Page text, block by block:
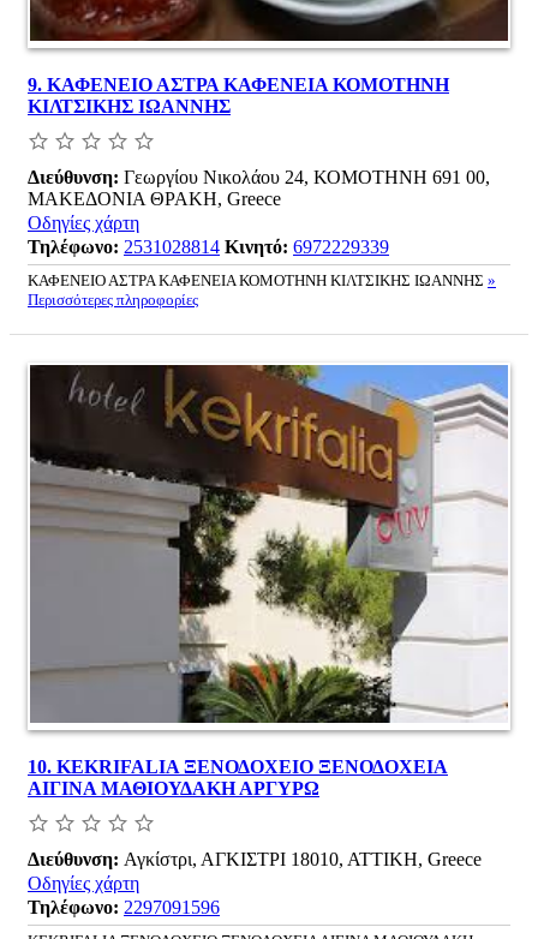
9. ΚΑΦΕΝΕΙΟ ΑΣΤΡΑ ΚΑΦΕΝΕΙΑ ΚΟΜΟΤΗΝΗ
ΚΙΛΤΣΙΚΗΣ ΙΩΑΝΝΗΣ
Διεύθυνση: Γεωργίου Νικολάου 24, ΚΟΜΟΤΗΝΗ 691 00,
ΜΑΚΕΔΟΝΙΑ ΘΡΑΚΗ, Greece
Οδηγίες χάρτη
Τηλέφωνο: 2531028814 Κινητό: 6972229339
ΚΑΦΕΝΕΙΟ ΑΣΤΡΑ ΚΑΦΕΝΕΙΑ ΚΟΜΟΤΗΝΗ ΚΙΛΤΣΙΚΗΣ ΙΩΑΝΝΗΣ »
Περισσότερες πληροφορίες
10. KEKRIFALIA ΞΕΝΟΔΟΧΕΙΟ ΞΕΝΟΔΟΧΕΙΑ
ΑΙΓΙΝΑ ΜΑΘΙΟΥΔΑΚΗ ΑΡΓΥΡΩ
Διεύθυνση: Αγκίστρι, ΑΓΚΙΣΤΡΙ 18010, ΑΤΤΙΚΗ, Greece
Οδηγίες χάρτη
Τηλέφωνο: 2297091596